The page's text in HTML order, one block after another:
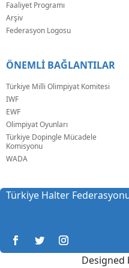
Faaliyet Programı
Arşiv
Federasyon Logosu
ÖNEMLİ BAĞLANTILAR
Türkiye Milli Olimpiyat Komitesi
IWF
EWF
Olimpiyat Oyunları
Türkiye Dopingle Mücadele
Komisyonu
WADA
Türkiye Halter
Designed